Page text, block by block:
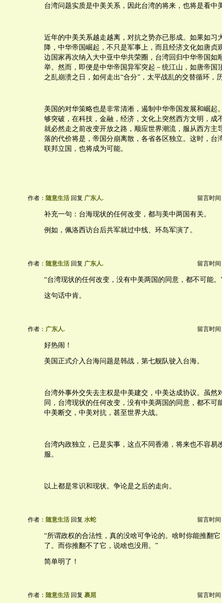
台湾问题实质是中美关系，因此台湾的将来，也将是看中
近年的中美关系越走越离，对抗之势亦已形成。如果如习
降，中华帝国崛起，不只是军事上，而且经济文化如唐贞
边国家再次纳入大中亚中华共荣圈，台湾回归中华帝国如
举。然而，即便是中华帝国异军突起－统江山，如唐帝国
之乱崩溃之日，如何走出“合分”，太平战乱的交替循环，
美国的对华策略也是非常清淅，遏制中华帝国发展和崛起
够突破，在科技，金融，经济，文化上突然西方文明，成
就必然走之前改变开放之路，顺应世界潮流，服从西方主
落的代价将是，帝国分崩离散，各省各区独立。这时，台
联邦立国，也将成为可能。
作者： 随意生活 回复 广东人. 留言时间
补充一句：台海现状的任何改变，都与美中两国有关。
例如，佩洛西访台后共军就过中线、环岛军演了。
作者： 随意生活 回复 广东人. 留言时间
“台湾现状的任何改变，没有中美两国的同意，都不可能。
这句话中肯。
作者： 广东人. 留言时间
好热闹！
美国正式介入台海问题是韩战，第七舰队驶入台海。
台湾外事外交失去主权是中美建交，中美达成协议。虽然
同，台湾现状的任何改变，没有中美两国的同意，都不可
中美断交，中美对抗，甚至世界大战。
台湾内政独立，已是实事，这点不同香港，将来也不容易
服。
以上都是常识和现状。争论是之后的走向。
作者： 随意生活 回复 水蛇 留言时间
“所谓政权的合法性，真的没啥可争论的。啥时你能推翻
了。而你推翻不了它，说啥也没用。”
简单明了！
作者： 随意生活 回复 裹屈 留言时间